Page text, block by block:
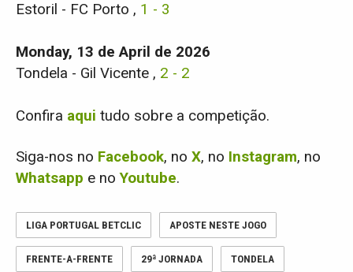
Estoril - FC Porto , 1 - 3
Monday, 13 de April de 2026
Tondela - Gil Vicente , 2 - 2
Confira aqui tudo sobre a competição.
Siga-nos no Facebook, no X, no Instagram, no
Whatsapp e noYoutube.
LIGA PORTUGAL BETCLIC APOSTE NESTE JOGO
FRENTE-A-FRENTE 29ª JORNADA TONDELA